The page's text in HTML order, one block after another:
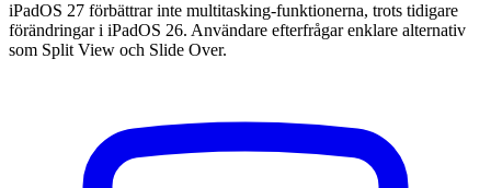
iPadOS 27 förbättrar inte multitasking-funktionerna, trots tidigare
förändringar i iPadOS 26. Användare efterfrågar enklare alternativ
som Split View och Slide Over.